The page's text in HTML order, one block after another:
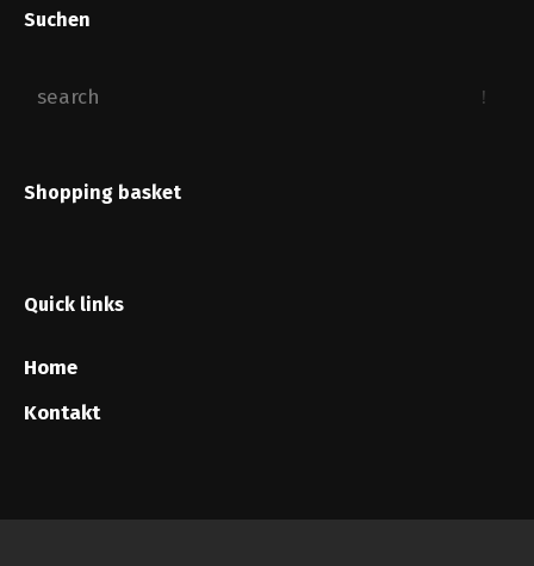
Suchen
Shopping basket
Quick links
Home
Kontakt